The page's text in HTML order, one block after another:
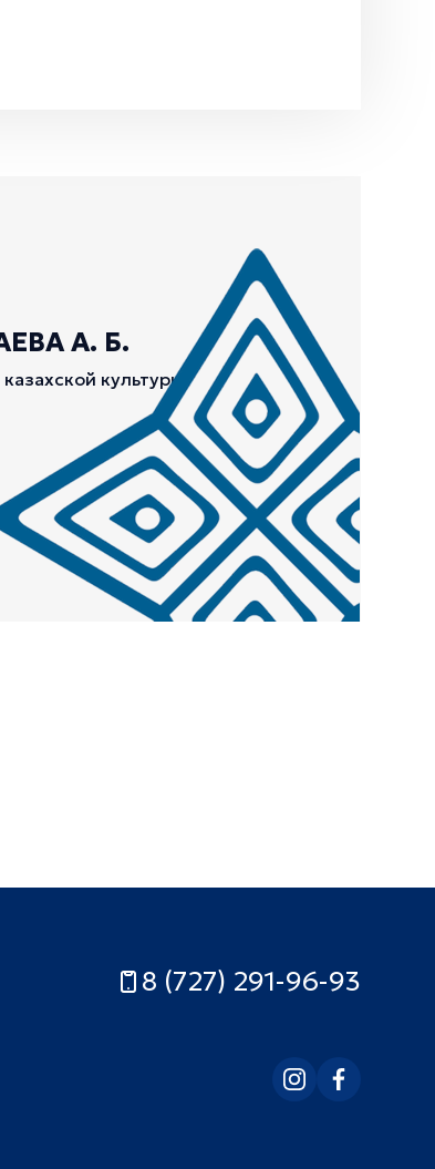
А. Б.
культуры.
8 (727) 291-96-93